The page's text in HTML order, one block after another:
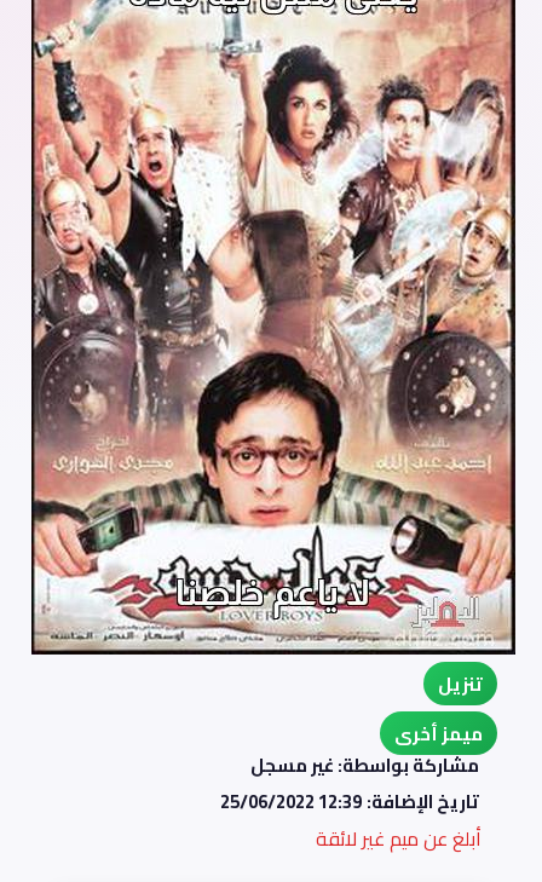
تنزيل
ميمز أخرى
مشاركة بواسطة: غير مسجل
تاريخ الإضافة:25/06/2022 12:39
أبلغ عن ميم غير لائقة